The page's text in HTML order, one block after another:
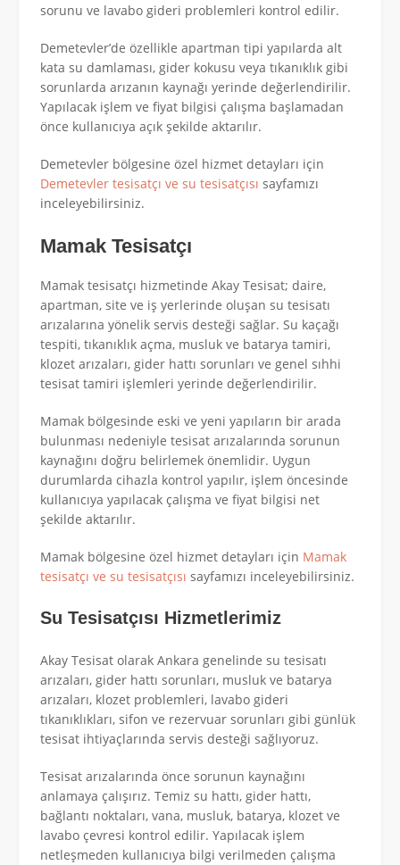
sorunu ve lavabo gideri problemleri kontrol edilir.
Demetevler’de özellikle apartman tipi yapılarda alt
kata su damlaması, gider kokusu veya tıkanıklık gibi
sorunlarda arızanın kaynağı yerinde değerlendirilir.
Yapılacak işlem ve fiyat bilgisi çalışma başlamadan
önce kullanıcıya açık şekilde aktarılır.
Demetevler bölgesine özel hizmet detayları için
Demetevler tesisatçı ve su tesisatçısı sayfamızı
inceleyebilirsiniz.
Mamak Tesisatçı
Mamak tesisatçı hizmetinde Akay Tesisat; daire,
apartman, site ve iş yerlerinde oluşan su tesisatı
arızalarına yönelik servis desteği sağlar. Su kaçağı
tespiti, tıkanıklık açma, musluk ve batarya tamiri,
klozet arızaları, gider hattı sorunları ve genel sıhhi
tesisat tamiri işlemleri yerinde değerlendirilir.
Mamak bölgesinde eski ve yeni yapıların bir arada
bulunması nedeniyle tesisat arızalarında sorunun
kaynağını doğru belirlemek önemlidir. Uygun
durumlarda cihazla kontrol yapılır, işlem öncesinde
kullanıcıya yapılacak çalışma ve fiyat bilgisi net
şekilde aktarılır.
Mamak bölgesine özel hizmet detayları için Mamak
tesisatçı ve su tesisatçısı sayfamızı inceleyebilirsiniz.
Su Tesisatçısı Hizmetlerimiz
Akay Tesisat olarak Ankara genelinde su tesisatı
arızaları, gider hattı sorunları, musluk ve batarya
arızaları, klozet problemleri, lavabo gideri
tıkanıklıkları, sifon ve rezervuar sorunları gibi günlük
tesisat ihtiyaçlarında servis desteği sağlıyoruz.
Tesisat arızalarında önce sorunun kaynağını
anlamaya çalışırız. Temiz su hattı, gider hattı,
bağlantı noktaları, vana, musluk, batarya, klozet ve
lavabo çevresi kontrol edilir. Yapılacak işlem
netleşmeden kullanıcıya bilgi verilmeden çalışma